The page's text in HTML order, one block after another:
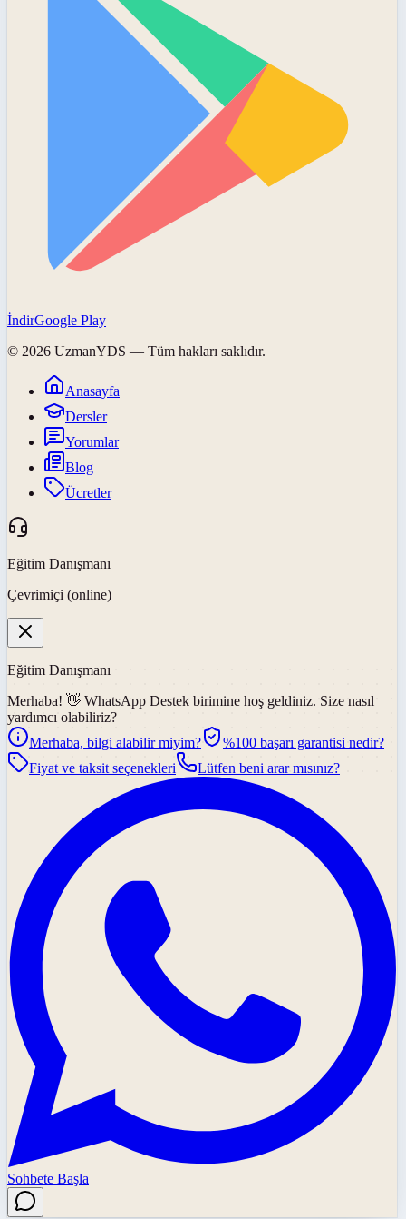
İndirGoogle Play
© 2026 UzmanYDS — Tüm hakları saklıdır.
Anasayfa
Dersler
Yorumlar
Blog
Ücretler
Eğitim Danışmanı
Çevrimiçi (online)
Eğitim Danışmanı
Merhaba! 👋 WhatsApp Destek birimine hoş geldiniz. Size nasıl
yardımcı olabiliriz?
Merhaba, bilgi alabilir miyim?
%100 başarı garantisi nedir?
Fiyat ve taksit seçenekleri
Lütfen beni arar mısınız?
Sohbete Başla